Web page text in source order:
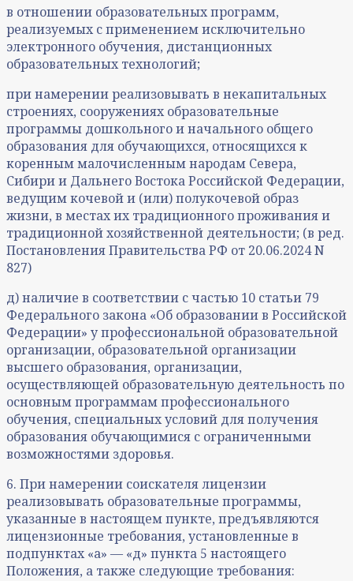
в отношении образовательных программ,
реализуемых с применением исключительно
электронного обучения, дистанционных
образовательных технологий;
при намерении реализовывать в некапитальных
строениях, сооружениях образовательные
программы дошкольного и начального общего
образования для обучающихся, относящихся к
коренным малочисленным народам Севера,
Сибири и Дальнего Востока Российской Федерации,
ведущим кочевой и (или) полукочевой образ
жизни, в местах их традиционного проживания и
традиционной хозяйственной деятельности; (в ред.
Постановления Правительства РФ от 20.06.2024 N
827)
д) наличие в соответствии с частью 10 статьи 79
Федерального закона «Об образовании в Российской
Федерации» у профессиональной образовательной
организации, образовательной организации
высшего образования, организации,
осуществляющей образовательную деятельность по
основным программам профессионального
обучения, специальных условий для получения
образования обучающимися с ограниченными
возможностями здоровья.
6. При намерении соискателя лицензии
реализовывать образовательные программы,
указанные в настоящем пункте, предъявляются
лицензионные требования, установленные в
подпунктах «а» — «д» пункта 5 настоящего
Положения, а также следующие требования: